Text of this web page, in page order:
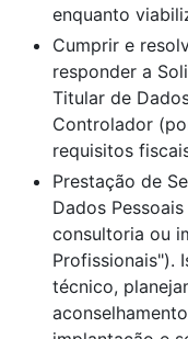
enquanto
Cumprir e
responder a
Titular de
Controlador
requisitos
Prestação de
Dados
consultoria ou
Profissionais").
técnico,